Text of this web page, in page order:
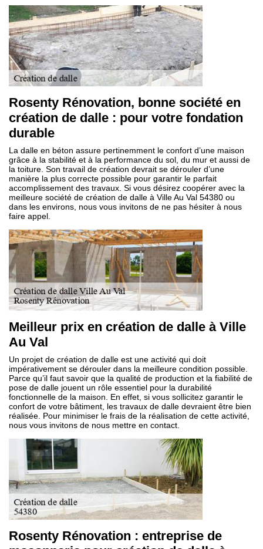
Rosenty Rénovation, bonne société en
création de dalle : pour votre fondation
durable
La dalle en béton assure pertinemment le confort d’une maison
grâce à la stabilité et à la performance du sol, du mur et aussi de
la toiture. Son travail de création devrait se dérouler d’une
manière la plus correcte possible pour garantir le parfait
accomplissement des travaux. Si vous désirez coopérer avec la
meilleure société de création de dalle à Ville Au Val 54380 ou
dans les environs, nous vous invitons de ne pas hésiter à nous
faire appel.
Meilleur prix en création de dalle à Ville
Au Val
Un projet de création de dalle est une activité qui doit
impérativement se dérouler dans la meilleure condition possible.
Parce qu’il faut savoir que la qualité de production et la fiabilité de
pose de dalle jouent un rôle essentiel pour la durabilité
fonctionnelle de la maison. En effet, si vous sollicitez garantir le
confort de votre bâtiment, les travaux de dalle devraient être bien
réalisée. Pour minimiser le frais de la réalisation de cette activité,
nous vous invitons de nous mettre en contact.
Rosenty Rénovation : entreprise de